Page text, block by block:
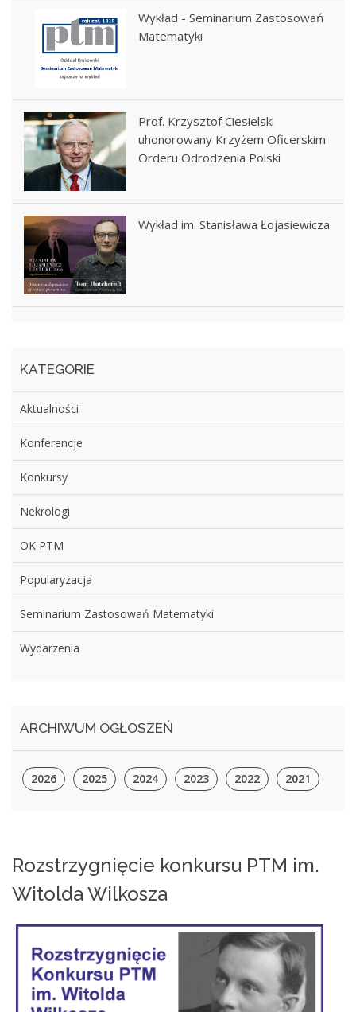
Wykład - Seminarium Zastosowań
Matematyki
Prof. Krzysztof Ciesielski
uhonorowany Krzyżem Oficerskim
Orderu Odrodzenia Polski
Wykład im. Stanisława Łojasiewicza
KATEGORIE
Aktualności
Konferencje
Konkursy
Nekrologi
OK PTM
Popularyzacja
Seminarium Zastosowań Matematyki
Wydarzenia
ARCHIWUM OGŁOSZEŃ
2026 2025 2024 2023 2022 2021
Rozstrzygnięcie konkursu PTM im.
Witolda Wilkosza